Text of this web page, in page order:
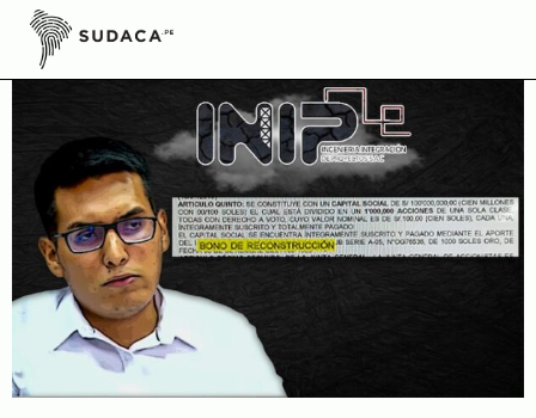
Skip
content